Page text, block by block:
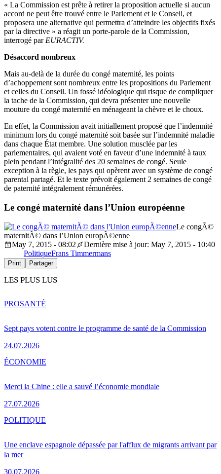
« La Commission est prête à retirer la proposition actuelle si aucun
accord ne peut être trouvé entre le Parlement et le Conseil, et
proposera une alternative qui permettra d’atteindre les objectifs fixés
par la directive » a réagit un porte-parole de la Commission,
interrogé par EURACTIV.
Désaccord nombreux
Mais au-delà de la durée du congé maternité, les points
d’achoppement sont nombreux entre les propositions du Parlement
et celles du Conseil. Un fossé idéologique qui risque de compliquer
la tache de la Commission, qui devra présenter une nouvelle
mouture du congé maternité en ménageant la chèvre et le choux.
En effet, la Commission avait initiallement proposé que l’indemnité
minimum lors du congé maternité soit basée sur l’indemnité maladie
dans chaque État membre. Une solution musclée par les
parlementaires, qui avaient voté en faveur d’une indemnité à taux
plein pendant l’intégralité des 20 semaines de congé. Seule
exception à la règle, les pays qui opèrent avec un système de congé
parental partagé. Et le texte prévoit également 2 semaines de congé
de paternité intégralement rémunérées.
Le congé maternité dans l’Union européenne
Le congÃ©
maternitÃ© dans l’Union europÃ©enne
May 7, 2015 - 08:02
Dernière mise à jour: May 7, 2015 - 10:40
PolitiqueFrans Timmermans
Print Partager
LES PLUS LUS
Sept pays votent contre le programme de santé de la Commission
24.07.2026
PROSANTÉ
Merci la Chine : elle a sauvé l’économie mondiale
27.07.2026
ÉCONOMIE
Une enclave espagnole dépassée par l'afflux de migrants arrivant par
la mer
30.07.2026
POLITIQUE